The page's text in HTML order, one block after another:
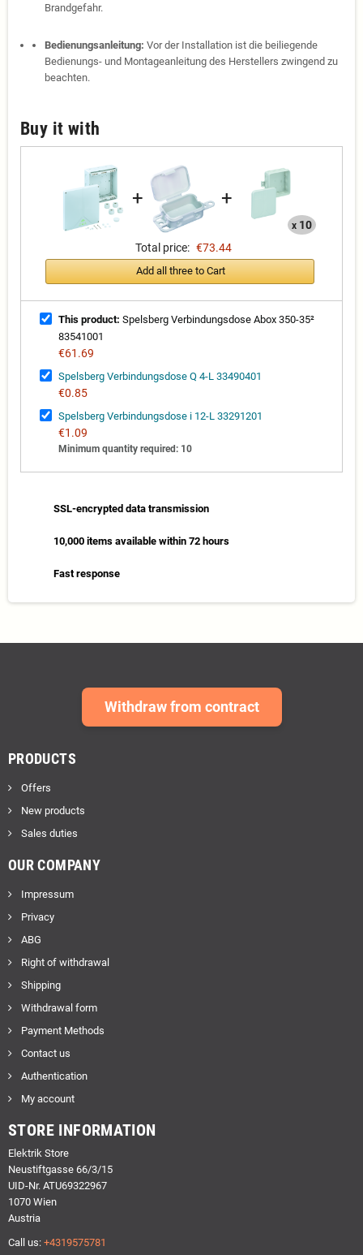
Brandgefahr.
Bedienungsanleitung: Vor der Installation ist die beiliegende
Bedienungs- und Montageanleitung des Herstellers zwingend zu
beachten.
Buy it with
+ +
x 10
Total price: €73.44
Add all three to Cart
This product: Spelsberg Verbindungsdose Abox 350-35²
83541001
€61.69
Spelsberg Verbindungsdose Q 4-L 33490401
€0.85
Spelsberg Verbindungsdose i 12-L 33291201
€1.09
Minimum quantity required: 10
SSL-encrypted data transmission
10,000 items available within 72 hours
Fast response
Withdraw from contract
PRODUCTS
Offers
New products
Sales duties
OUR COMPANY
Impressum
Privacy
ABG
Right of withdrawal
Shipping
Withdrawal form
Payment Methods
Contact us
Authentication
My account
STORE INFORMATION
Elektrik Store
Neustiftgasse 66/3/15
UID-Nr. ATU69322967
1070 Wien
Austria
Call us: +4319575781